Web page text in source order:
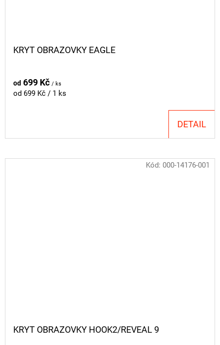
KRYT OBRAZOVKY EAGLE
od 699 Kč / ks
Měrná
od 699 Kč / 1 ks
DETAIL
KRYT OBRAZOVKY HOOK2/REVEAL 9
Kód: 000-14176-001